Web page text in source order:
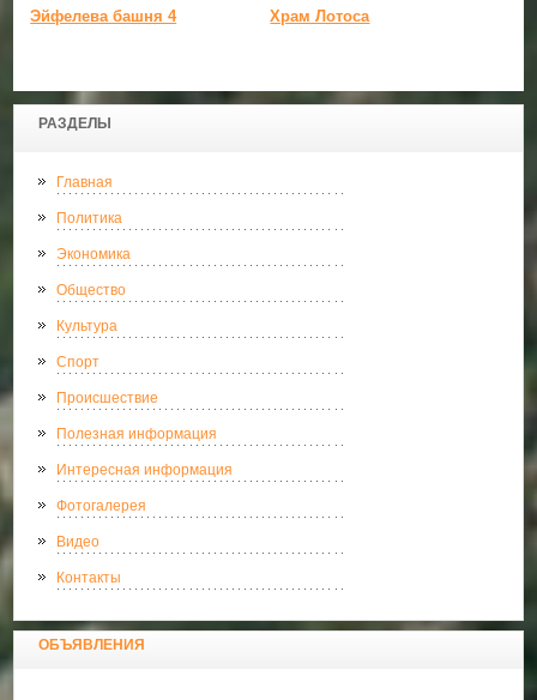
РАЗДЕЛЫ
Главная
Политика
Экономика
Общество
Культура
Спорт
Происшествие
Полезная информация
Интересная информация
Фотогалерея
Видео
Контакты
ОБЪЯВЛЕНИЯ
Эйфелева башня 4 Храм Лотоса